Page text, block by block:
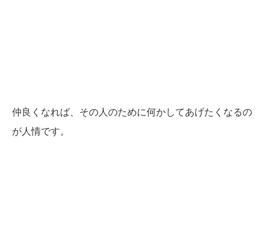
仲良くなれば、その人のために何かしてあげたくなるの
が人情です。